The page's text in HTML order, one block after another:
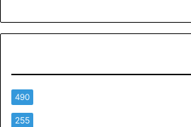
490
255